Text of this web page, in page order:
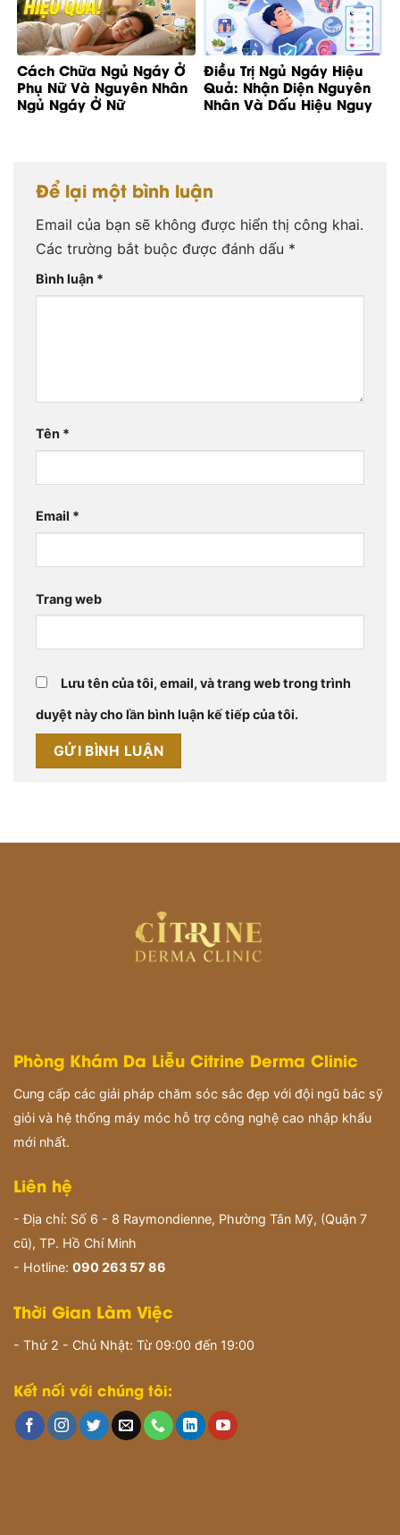
Cách Chữa Ngủ Ngáy Ở
Phụ Nữ Và Nguyên Nhân
Ngủ Ngáy Ở Nữ
Điều Trị Ngủ Ngáy Hiệu
Quả: Nhận Diện Nguyên
Nhân Và Dấu Hiệu Nguy
Để lại một bình luận
Email của bạn sẽ không được hiển thị công khai.
Các trường bắt buộc được đánh dấu *
Bình luận *
Tên *
Email *
Trang web
Lưu tên của tôi, email, và trang web trong trình
duyệt này cho lần bình luận kế tiếp của tôi.
Phòng Khám Da Liễu Citrine Derma Clinic
Cung cấp các giải pháp chăm sóc sắc đẹp với đội ngũ bác sỹ
giỏi và hệ thống máy móc hỗ trợ công nghệ cao nhập khẩu
mới nhất.
Liên hệ
- Địa chỉ: Số 6 - 8 Raymondienne, Phường Tân Mỹ, (Quận 7
cũ), TP. Hồ Chí Minh
- Hotline: 090 263 57 86
Thời Gian Làm Việc
- Thứ 2 - Chủ Nhật: Từ 09:00 đến 19:00
Kết nối với chúng tôi: